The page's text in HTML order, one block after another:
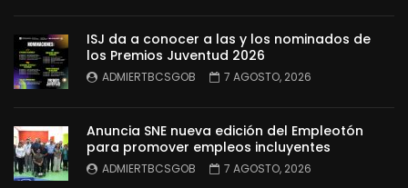
ISJ da a conocer a las y los nominados de
los Premios Juventud 2026
ADMIERTBCSGOB 7 AGOSTO, 2026
Anuncia SNE nueva edición del Empleotón
para promover empleos incluyentes
ADMIERTBCSGOB 7 AGOSTO, 2026